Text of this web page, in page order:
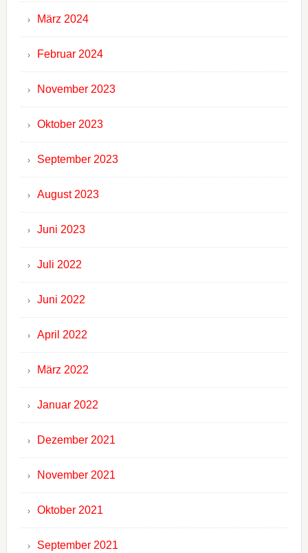
März 2024
Februar 2024
November 2023
Oktober 2023
September 2023
August 2023
Juni 2023
Juli 2022
Juni 2022
April 2022
März 2022
Januar 2022
Dezember 2021
November 2021
Oktober 2021
September 2021